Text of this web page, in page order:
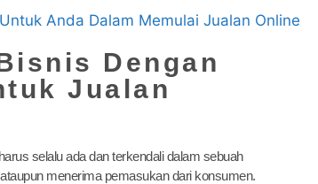
Dengan
Jualan
selalu ada dan terkendali dalam sebuah
menerima pemasukan dari konsumen.